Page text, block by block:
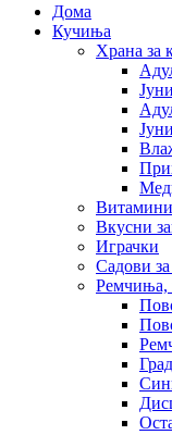
Дома
Кучиња
Храна за
Вкусни
Играчки
Садови
Ремчиња,